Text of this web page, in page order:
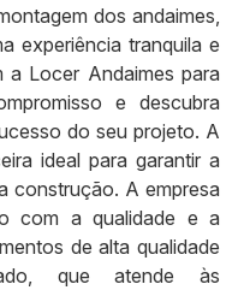
dos andaimes,
experiência tranquila e
Locer Andaimes para
e descubra
do seu projeto. A
ideal para garantir a
construção. A empresa
com a qualidade e a
de alta qualidade
que atende às